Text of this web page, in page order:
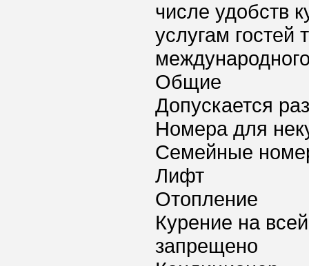
числе удобств
услугам
Общие
Допускается
Номера для
Семейные
Лифт
Отопление
Курение на
запрещено